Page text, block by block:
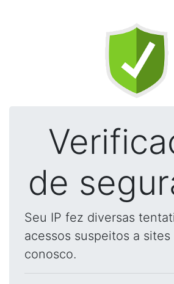
de
Seu IP fez diversas
acessos suspeitos a
conosco.